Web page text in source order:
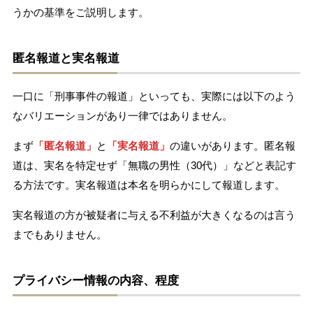
うかの基準をご説明します。
匿名報道と実名報道
一口に「刑事事件の報道」といっても、実際には以下のよう
なバリエーションがあり一律ではありません。
まず「匿名報道」 と 「実名報道」 の違いがあります。匿名報
道は、実名を特定せず「無職の男性（30代）」などと表記す
る方法です。実名報道は本名を明らかにして報道します。
実名報道の方が被疑者に与える不利益が大きくなるのは言う
までもありません。
プライバシー情報の内容、程度